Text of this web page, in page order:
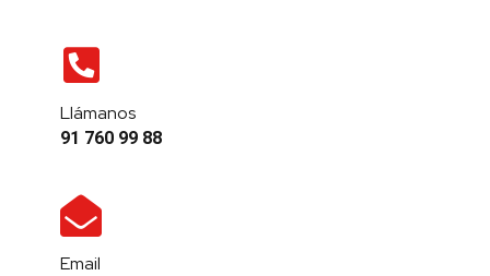
Llámanos
91 760 99 88
Email